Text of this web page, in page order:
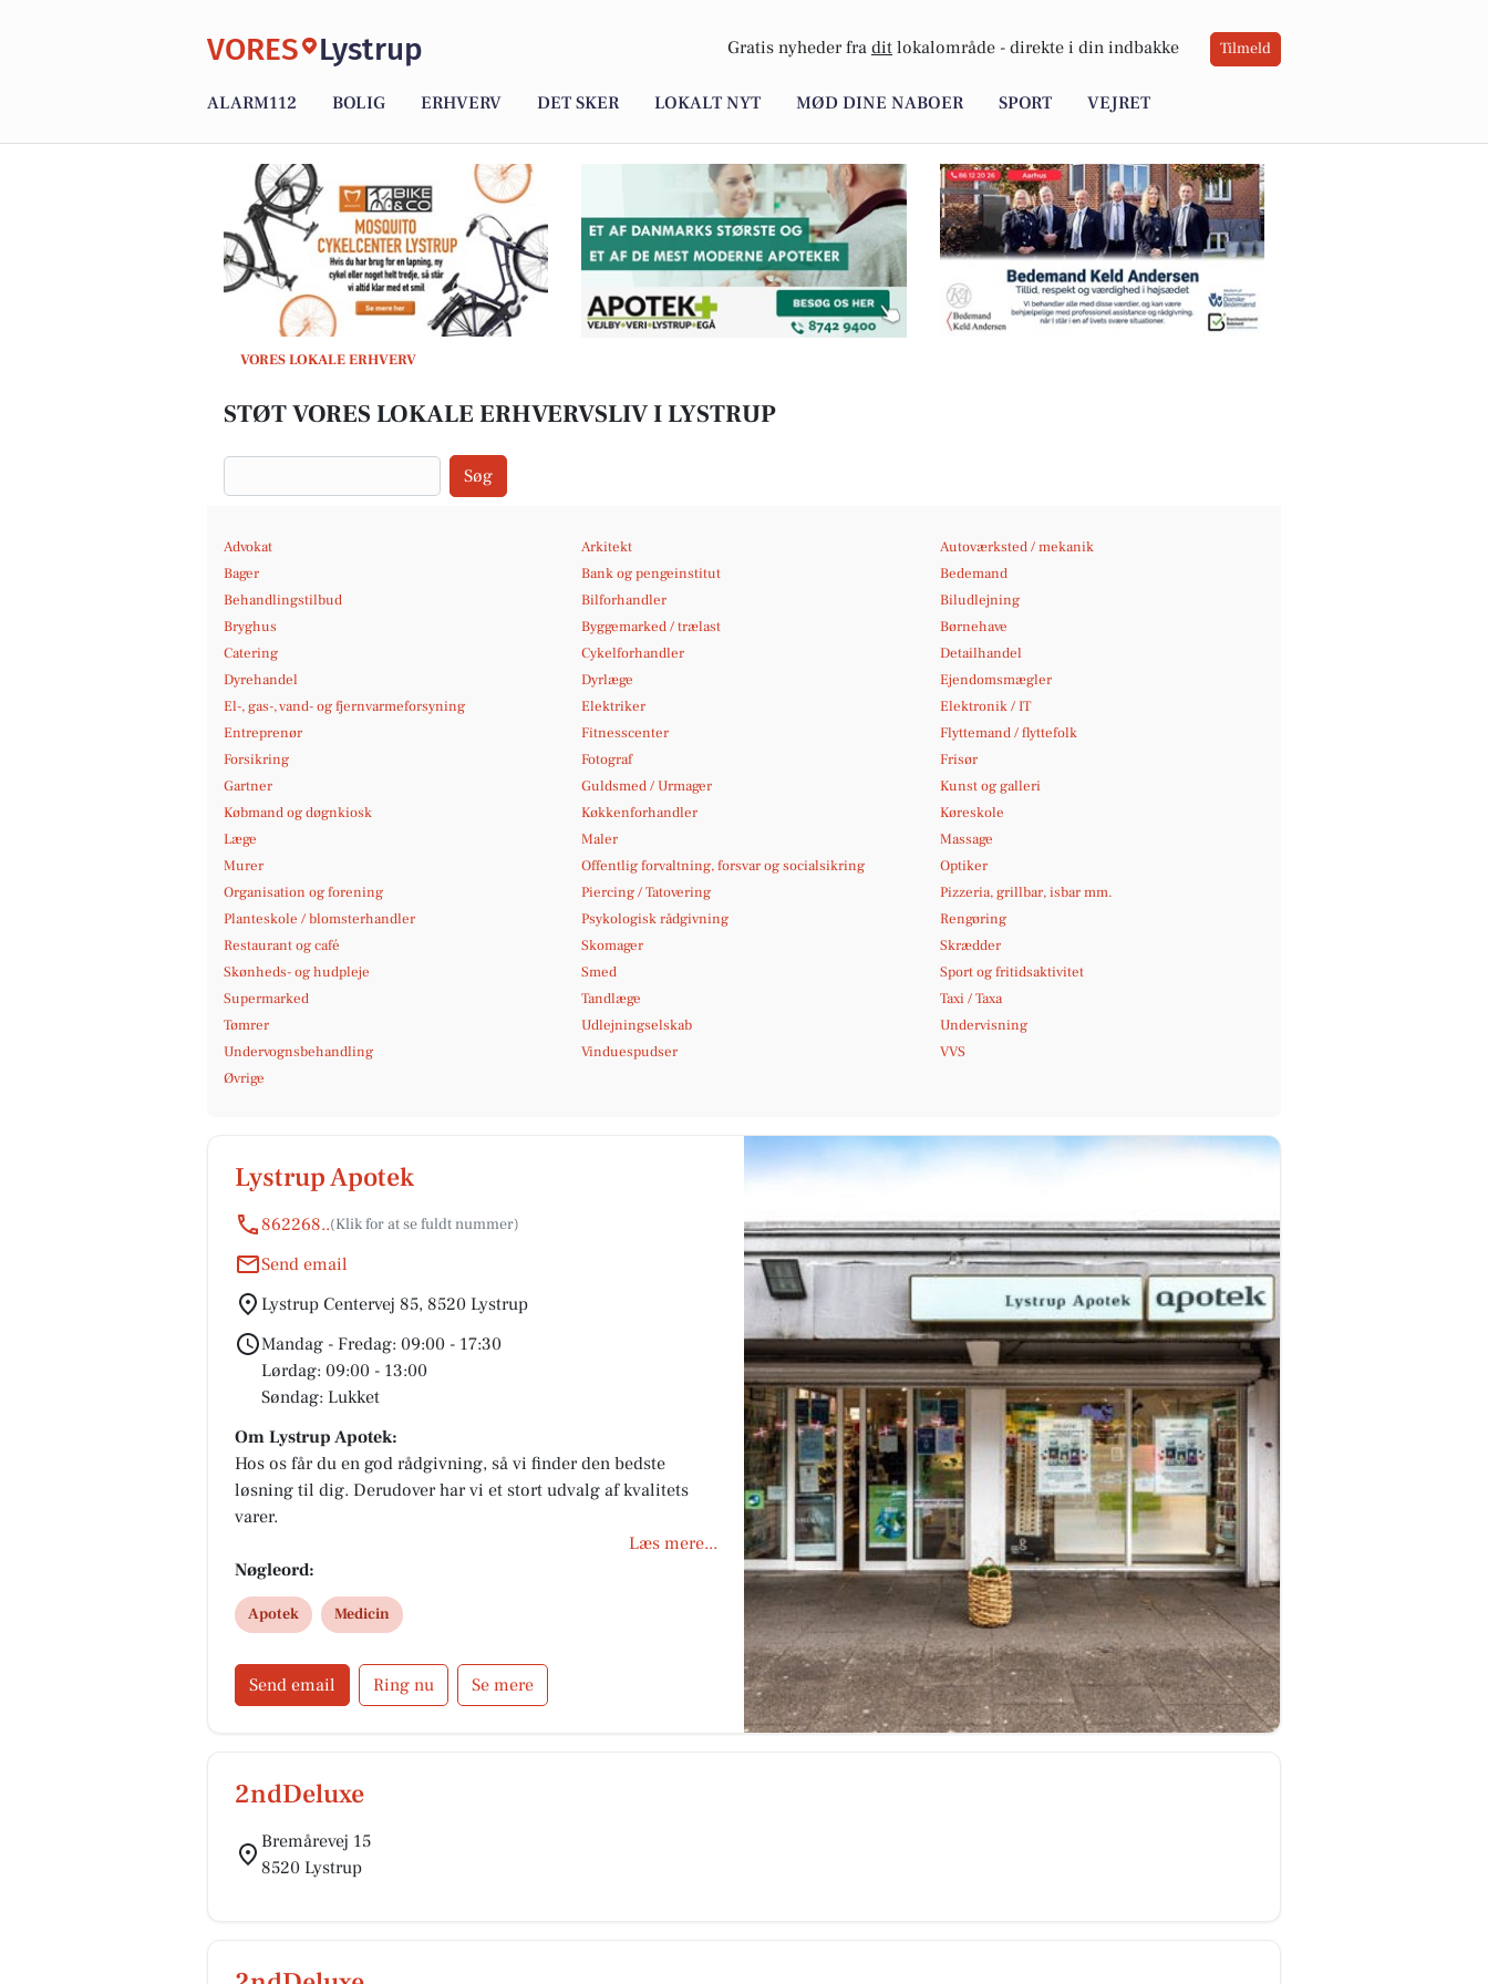
VORES Lystrup Gratis nyheder fra dit lokalområde - direkte i din indbakke Tilmeld
ALARM112 BOLIG ERHVERV DET SKER LOKALT NYT MØD DINE NABOER SPORT VEJRET
VORES LOKALE ERHVERV
STØT VORES LOKALE ERHVERVSLIV I LYSTRUP
Søg
Advokat Arkitekt
Autoværksted / mekanik
Bager
Bank og pengeinstitut
Bedemand
Behandlingstilbud
Bilforhandler
Biludlejning
Bryghus
Byggemarked / trælast
Børnehave
Catering
Cykelforhandler
Detailhandel
Dyrehandel
Dyrlæge
Ejendomsmægler
El-, gas-, vand- og fjernvarmeforsyning
Elektriker
Elektronik / IT
Entreprenør
Fitnesscenter
Flyttemand / flyttefolk
Forsikring
Fotograf
Frisør
Gartner
Guldsmed / Urmager
Kunst og galleri
Købmand og døgnkiosk
Køkkenforhandler
Køreskole
Læge
Maler
Massage
Murer
Offentlig forvaltning, forsvar og socialsikring
Optiker
Organisation og forening
Piercing / Tatovering
Pizzeria, grillbar, isbar mm.
Planteskole / blomsterhandler
Psykologisk rådgivning
Rengøring
Restaurant og café
Skomager
Skrædder
Skønheds- og hudpleje
Smed
Sport og fritidsaktivitet
Supermarked
Tandlæge
Taxi / Taxa
Tømrer
Udlejningselskab
Undervisning
Undervognsbehandling
Vinduespudser
VVS
Øvrige
Lystrup Apotek
862268..
Send email
Lystrup Centervej 85, 8520 Lystrup
Mandag - Fredag: 09:00 - 17:30
Lørdag: 09:00 - 13:00
Søndag: Lukket
Om Lystrup Apotek:
Hos os får du en god rådgivning, så vi finder den bedste
løsning til dig. Derudover har vi et stort udvalg af kvalitets
varer.
Læs mere...
Nøgleord:
Apotek Medicin
Send email Ring nu Se mere
2ndDeluxe
Bremårevej 15
8520 Lystrup